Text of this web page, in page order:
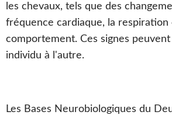
les chevaux, tels que des
fréquence cardiaque, la respiration
comportement. Ces signes
individu à l'autre.
Les Bases Neurobiologiques du